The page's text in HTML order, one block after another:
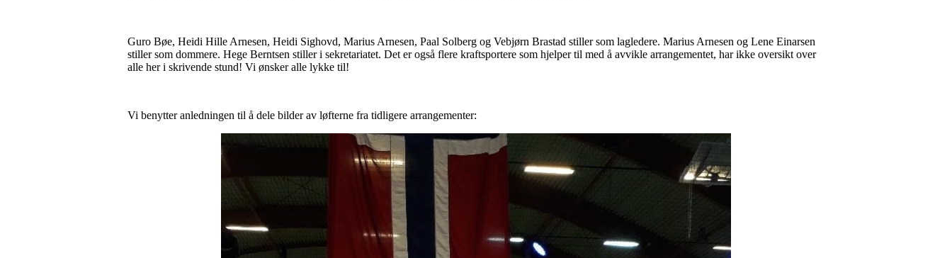
Guro Bøe, Heidi Hille Arnesen, Heidi Sighovd, Marius Arnesen, Paal Solberg og Vebjørn Brastad stiller som lagledere. Marius Arnesen og Lene Einarsen
stiller som dommere. Hege Berntsen stiller i sekretariatet. Det er også flere kraftsportere som hjelper til med å avvikle arrangementet, har ikke oversikt over
alle her i skrivende stund! Vi ønsker alle lykke til!
Vi benytter anledningen til å dele bilder av løfterne fra tidligere arrangementer: